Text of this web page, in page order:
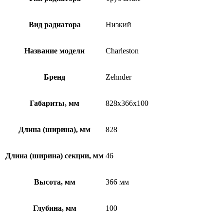
Вид радиатора Низкий
Название модели Charleston
Бренд Zehnder
Габариты, мм 828x366x100
Длина (ширина), мм 828
Длина (ширина) секции, мм 46
Высота, мм 366 мм
Глубина, мм 100